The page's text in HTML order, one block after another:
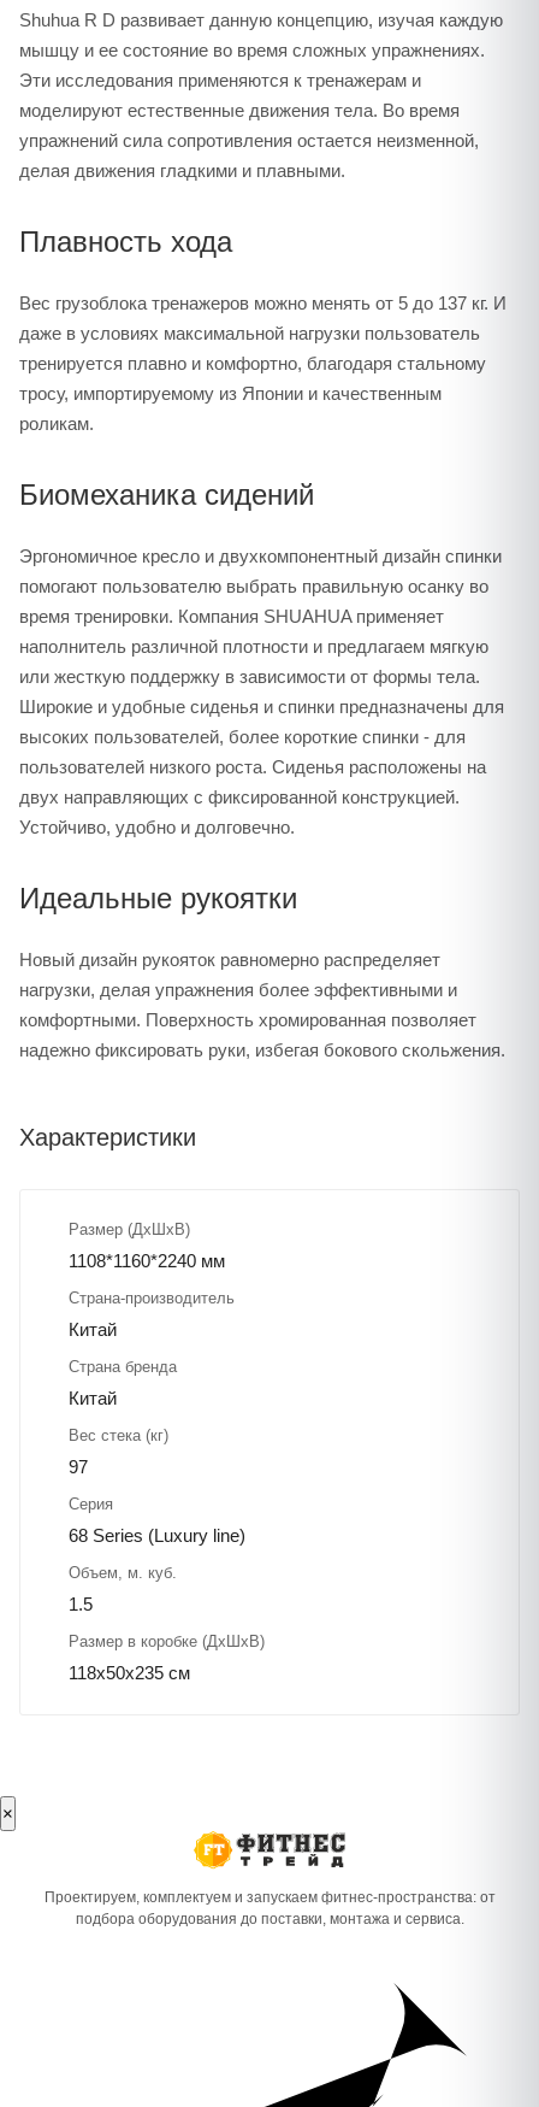
Shuhua R D развивает данную концепцию, изучая каждую
мышцу и ее состояние во время сложных упражнениях.
Эти исследования применяются к тренажерам и
моделируют естественные движения тела. Во время
упражнений сила сопротивления остается неизменной,
делая движения гладкими и плавными.
Плавность хода
Вес грузоблока тренажеров можно менять от 5 до 137 кг. И
даже в условиях максимальной нагрузки пользователь
тренируется плавно и комфортно, благодаря стальному
тросу, импортируемому из Японии и качественным
роликам.
Биомеханика сидений
Эргономичное кресло и двухкомпонентный дизайн спинки
помогают пользователю выбрать правильную осанку во
время тренировки. Компания SHUAHUA применяет
наполнитель различной плотности и предлагаем мягкую
или жесткую поддержку в зависимости от формы тела.
Широкие и удобные сиденья и спинки предназначены для
высоких пользователей, более короткие спинки - для
пользователей низкого роста. Сиденья расположены на
двух направляющих с фиксированной конструкцией.
Устойчиво, удобно и долговечно.
Идеальные рукоятки
Новый дизайн рукояток равномерно распределяет
нагрузки, делая упражнения более эффективными и
комфортными. Поверхность хромированная позволяет
надежно фиксировать руки, избегая бокового скольжения.
Характеристики
Размер (ДхШхВ)
1108*1160*2240 мм
Страна-производитель
Китай
Страна бренда
Китай
Вес стека (кг)
97
Серия
68 Series (Luxury line)
Объем, м. куб.
1.5
Размер в коробке (ДхШхВ)
118х50х235 см
×
Проектируем, комплектуем и запускаем фитнес-пространства: от
подбора оборудования до поставки, монтажа и сервиса.